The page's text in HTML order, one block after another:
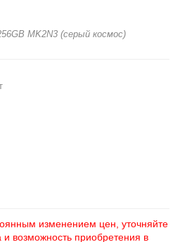
MK2N3 (серый космос)
изменением цен, уточняйте
и возможность приобретения в